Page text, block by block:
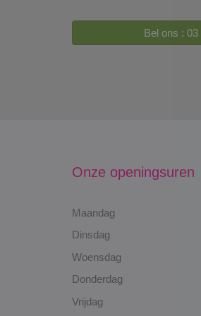
Bel ons :
Onze openingsuren
Maandag
Dinsdag
Woensdag
Donderdag
Vrijdag